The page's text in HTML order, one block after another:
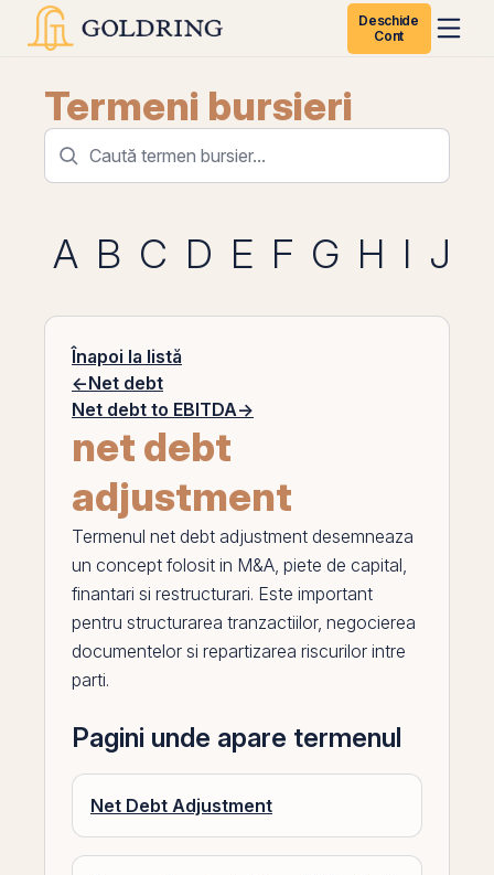
Deschide
Cont
Termeni bursieri
A B C D E F G H I J
Înapoi la listă
←Net debt
Net debt to EBITDA→
net debt
adjustment
Termenul net debt adjustment desemneaza
un concept folosit in M&A, piete de capital,
finantari si restructurari. Este important
pentru structurarea tranzactiilor, negocierea
documentelor si repartizarea riscurilor intre
parti.
Pagini unde apare termenul
Net Debt Adjustment